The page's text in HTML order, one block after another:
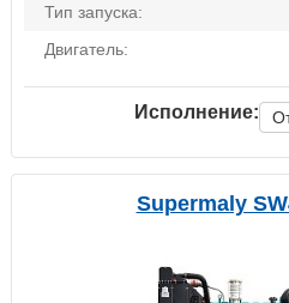
Тип запуска:
Двигатель:
Исполнение:
Supermaly